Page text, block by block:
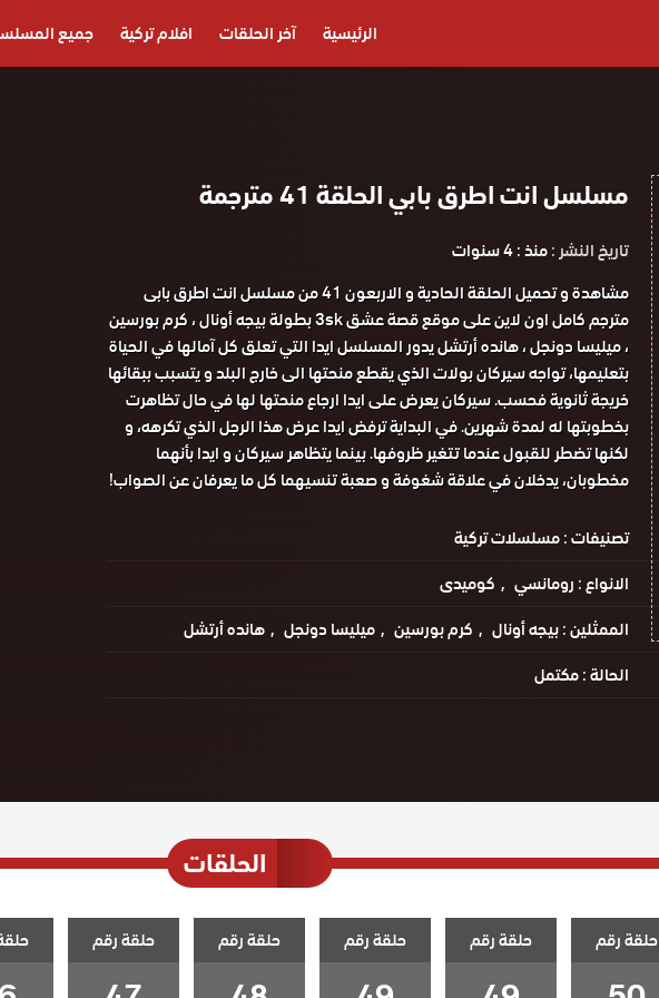
الرئيسية آخر الحلقات افلام تركية جميع
مسلسل انت اطرق بابي الحلقة 41 مترجمة
تاريخ النشر :منذ : 4 سنوات
مشاهدة و تحميل الحلقة الحادية و الاربعون 41 من مسلسل انت اطرق بابى
مترجم كامل اون لاين على موقع قصة عشق 3sk بطولة بيجه أونال ، كرم بورسين
، ميليسا دونجل ، هانده أرتشل يدور المسلسل ايدا التي تعلق كل آمالها في الحياة
بتعليمها، تواجه سيركان بولات الذي يقطع منحتها الى خارج البلد و يتسبب ببقائها
خريجة ثانوية فحسب. سيركان يعرض على ايدا ارجاع منحتها لها في حال تظاهرت
بخطوبتها له لمدة شهرين. في البداية ترفض ايدا عرض هذا الرجل الذي تكرهه، و
لكنها تضطر للقبول عندما تتغير ظروفها. بينما يتظاهر سيركان و ايدا بأنهما
مخطوبان، يدخلان في علاقة شغوفة و صعبة تنسيهما كل ما يعرفان عن الصواب!
تصنيفات :مسلسلات تركية
الانواع :رومانسي
كوميدى
الممثلين :بيجه أونال كرم بورسين ميليسا دونجل
هانده أرتشل
الحالة :مكتمل
الحلقات
حلقة رقم حلقة رقم حلقة رقم حلقة رقم حلقة رقم